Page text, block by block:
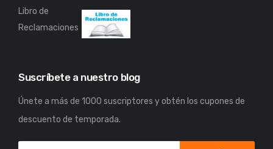
Libro de
Reclamaciones
Suscríbete a nuestro blog
Únete a más de 1000 suscriptores y obtén los cupones de
descuento de temporada.